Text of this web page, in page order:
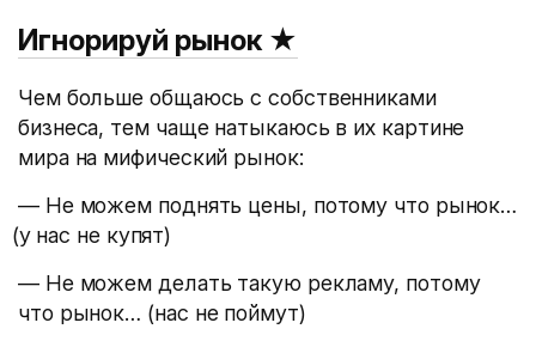
Игнорируй рынок★
Чем больше общаюсь с собственниками
бизнеса, тем чаще натыкаюсь в их картине
мира на мифический рынок:
— Не можем поднять цены, потому что рынок…
(у нас не купят)
— Не можем делать такую рекламу, потому
что рынок… (нас не поймут)